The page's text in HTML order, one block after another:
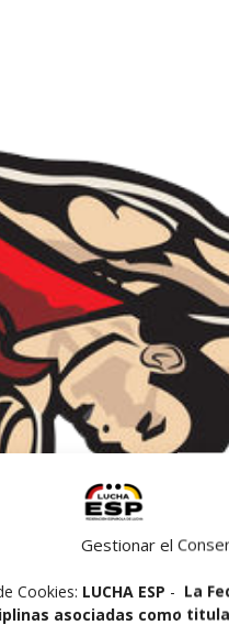
Gestionar el
Cookies: LUCHA ESP - La
asociadas como